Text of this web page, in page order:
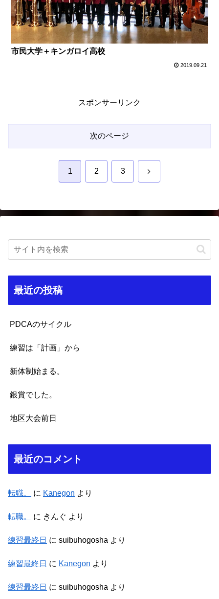
市民大学＋キンガロイ高校
2019.09.21
スポンサーリンク
次のページ
1 2 3 次
最近の投稿
PDCAのサイクル
練習は「計画」から
新体制始まる。
銀賞でした。
地区大会前日
最近のコメント
転職。 に Kanegon より
転職。 に きんぐ より
練習最終日 に suibuhogosha より
練習最終日 に Kanegon より
練習最終日 に suibuhogosha より